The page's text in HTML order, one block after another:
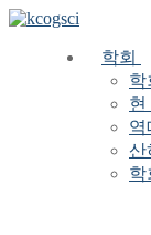
Skip
Menu
Close
학회
학
현
역
산
학